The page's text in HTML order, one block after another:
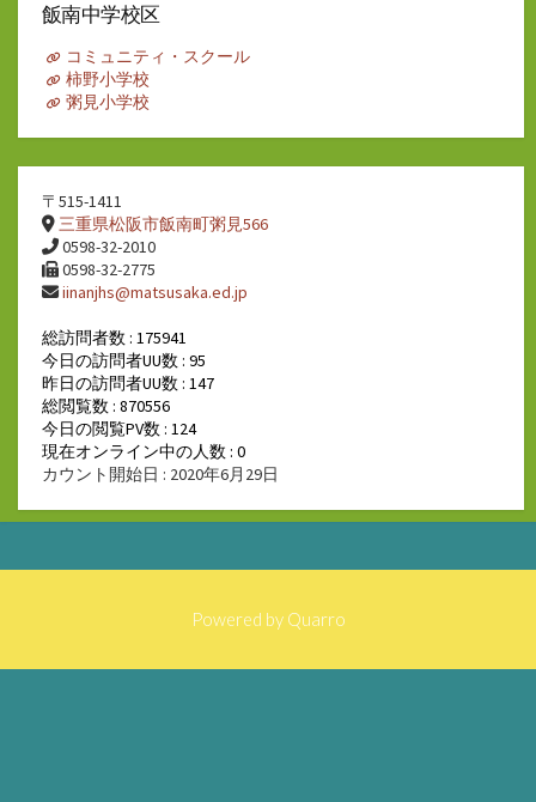
イ
飯南中学校区
コミュニティ・スクール
柿野小学校
粥見小学校
〒515-1411
三重県松阪市飯南町粥見566
0598-32-2010
0598-32-2775
iinanjhs@matsusaka.ed.jp
総訪問者数 : 175941
今日の訪問者UU数 : 95
昨日の訪問者UU数 : 147
総閲覧数 : 870556
今日の閲覧PV数 : 124
現在オンライン中の人数 : 0
カウント開始日 : 2020年6月29日
Powered by Quarro